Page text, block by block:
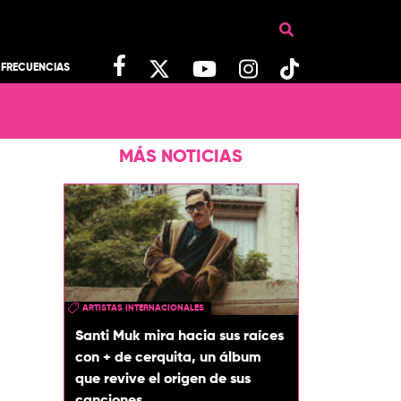
FRECUENCIAS
MÁS NOTICIAS
ARTISTAS INTERNACIONALES
Santi Muk mira hacia sus raíces
con + de cerquita, un álbum
que revive el origen de sus